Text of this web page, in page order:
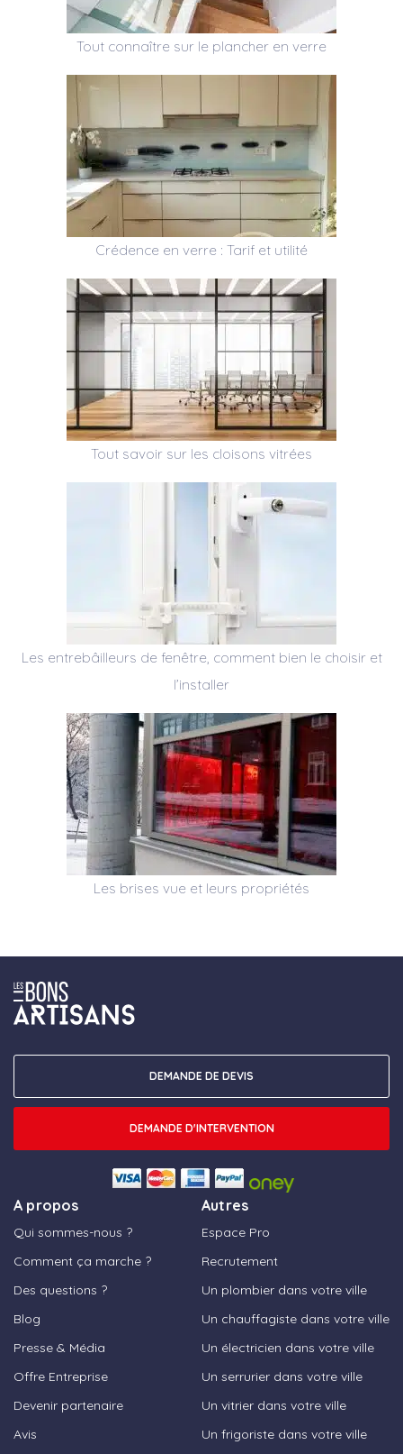
Tout connaître sur le plancher en verre
Crédence en verre : Tarif et utilité
Tout savoir sur les cloisons vitrées
Les entrebâilleurs de fenêtre, comment bien le choisir et
l’installer
Les brises vue et leurs propriétés
A propos
Qui sommes-nous ?
Comment ça marche ?
Des questions ?
Blog
Presse & Média
Offre Entreprise
Devenir partenaire
Avis
Autres
Espace Pro
Recrutement
Un plombier dans votre ville
Un chauffagiste dans votre ville
Un électricien dans votre ville
Un serrurier dans votre ville
Un vitrier dans votre ville
Un frigoriste dans votre ville
DEMANDE DE DEVIS
DEMANDE D'INTERVENTION